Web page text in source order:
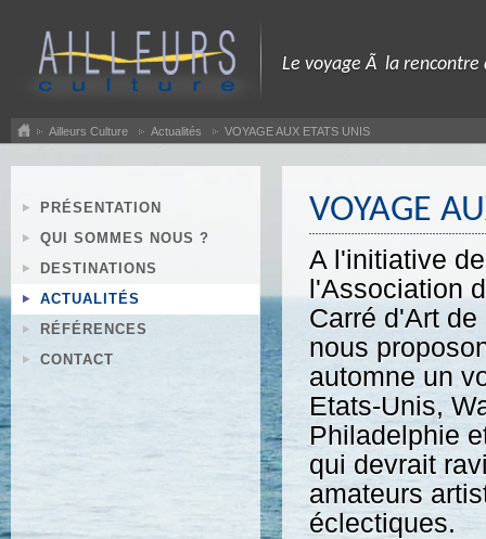
Le voyage Ã la
Ailleurs Culture Actualités VOYAGE AUX ETATS UNIS
PRÉSENTATION
QUI SOMMES NOUS ?
DESTINATIONS
ACTUALITÉS
RÉFÉRENCES
CONTACT
VOYAGE
A l'initiative de
l'Association
Carré d'Art
nous
automne un
Etats-Unis,
Philadelphie
qui devrait
amateurs
éclectiques.